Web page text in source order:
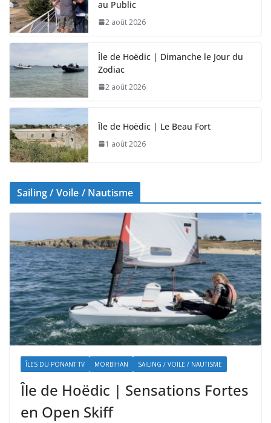
au Public
2 août 2026
Île de Hoëdic | Dimanche le Jour du
Zodiac
2 août 2026
Île de Hoëdic | Le Beau Fort
1 août 2026
Sailing / Voile / Nautisme
ÎLES DU PONANT TV MORBIHAN SAILING / VOILE / NAUTISME
Île de Hoëdic | Sensations Fortes
en Open Skiff